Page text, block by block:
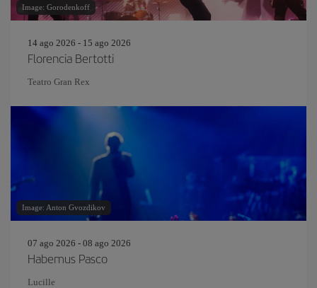
Image: Gorodenkoff
14 ago 2026 - 15 ago 2026
Florencia Bertotti
Teatro Gran Rex
Image: Anton Gvozdikov
07 ago 2026 - 08 ago 2026
Habemus Pasco
Lucille